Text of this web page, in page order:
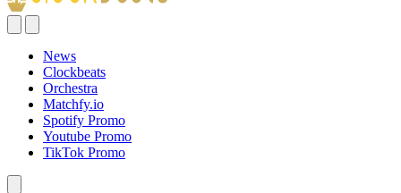
News
Clockbeats
Orchestra
Matchfy.io
Spotify Promo
Youtube Promo
TikTok Promo